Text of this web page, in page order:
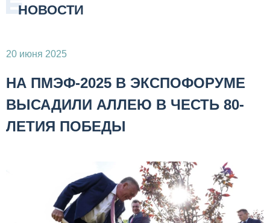
НОВОСТИ
20 июня 2025
НА ПМЭФ-2025 В ЭКСПОФОРУМЕ
ВЫСАДИЛИ АЛЛЕЮ В ЧЕСТЬ 80-
ЛЕТИЯ ПОБЕДЫ